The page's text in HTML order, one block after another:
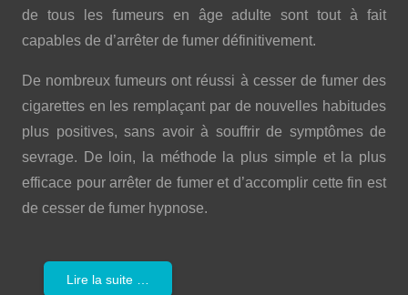
de tous les fumeurs en âge adulte sont tout à fait
capables de d’arrêter de fumer définitivement.
De nombreux fumeurs ont réussi à cesser de fumer des
cigarettes en les remplaçant par de nouvelles habitudes
plus positives, sans avoir à souffrir de symptômes de
sevrage. De loin, la méthode la plus simple et la plus
efficace pour arrêter de fumer et d’accomplir cette fin est
de cesser de fumer hypnose.
Lire la suite …